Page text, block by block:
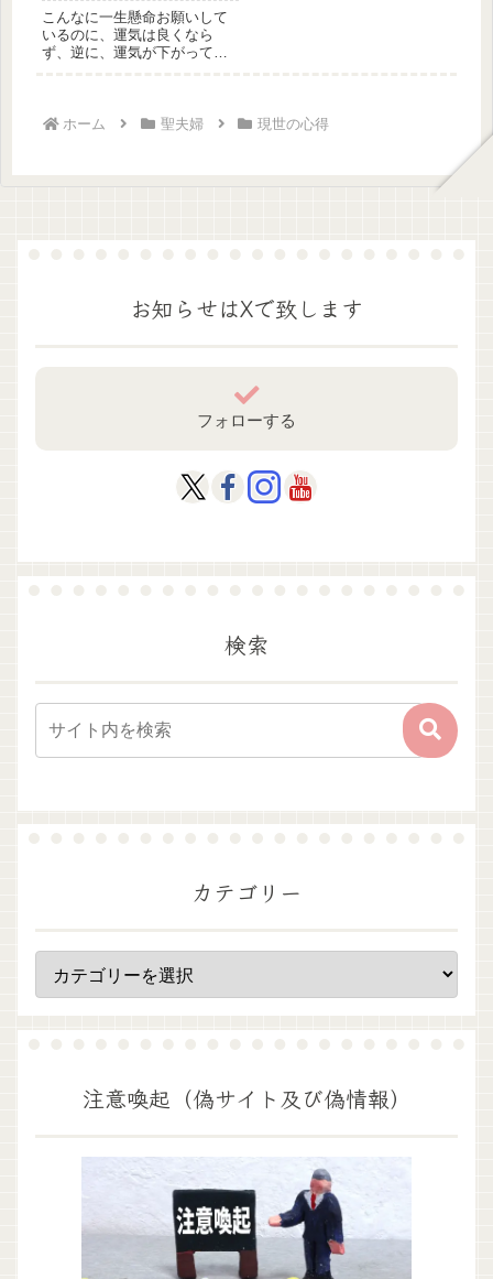
こんなに一生懸命お願いして
いるのに、運気は良くなら
ず、逆に、運気が下がってい
ホーム 聖夫婦 現世の心得
お知らせはXで致します
フォローする
検索
カテゴリー
注意喚起（偽サイト及び偽情報）